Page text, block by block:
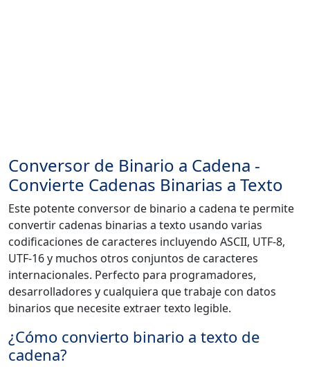
Conversor de Binario a Cadena -
Convierte Cadenas Binarias a Texto
Este potente conversor de binario a cadena te permite
convertir cadenas binarias a texto usando varias
codificaciones de caracteres incluyendo ASCII, UTF-8,
UTF-16 y muchos otros conjuntos de caracteres
internacionales. Perfecto para programadores,
desarrolladores y cualquiera que trabaje con datos
binarios que necesite extraer texto legible.
¿Cómo convierto binario a texto de
cadena?